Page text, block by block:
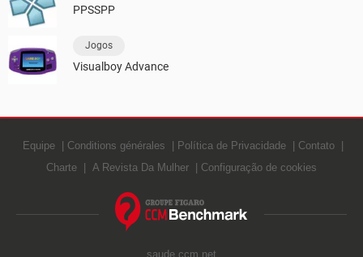
PPSSPP
Jogos
Visualboy Advance
Equipe Conditions générales Política de Privacidade
Contato
Charte
A Revista Da Mulher Configuração de cookies
saude.ccm.net